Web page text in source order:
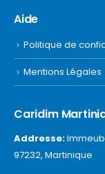
Aide
Politique de
Mentions Légales
Caridim
Addresse:
97232, Martinique